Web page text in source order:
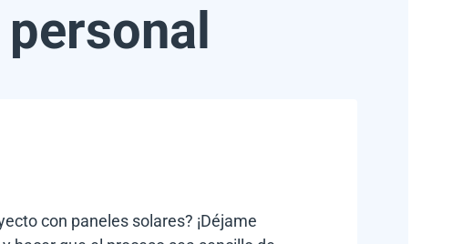
con paneles solares? ¡Déjame